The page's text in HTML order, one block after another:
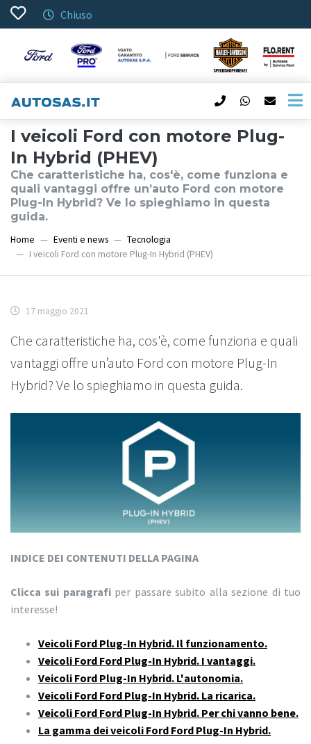
Chiuso
I veicoli Ford con motore Plug-
In Hybrid (PHEV)
Che caratteristiche ha, cos'è, come funziona e
quali vantaggi offre un’auto Ford con motore
Plug-In Hybrid? Ve lo spieghiamo in questa
guida.
Home Eventi e news
Tecnologia
I veicoli Ford con motore Plug-In Hybrid (PHEV)
17 maggio 2021
Che caratteristiche ha, cos'è, come funziona e quali
vantaggi offre un’auto Ford con motore Plug-In
Hybrid? Ve lo spieghiamo in questa guida.
INDICE DEI CONTENUTI DELLA PAGINA
Clicca sui paragrafiper passare subito alla sezione di tuo
interesse!
Veicoli Ford Plug-In Hybrid. Il funzionamento.
Veicoli Ford Ford Plug-In Hybrid. I vantaggi.
Veicoli Ford Plug-In Hybrid. L'autonomia.
Veicoli Ford Ford Plug-In Hybrid. La ricarica.
Veicoli Ford Ford Plug-In Hybrid. Per chi vanno bene.
La gamma dei veicoli Ford Ford Plug-In Hybrid.